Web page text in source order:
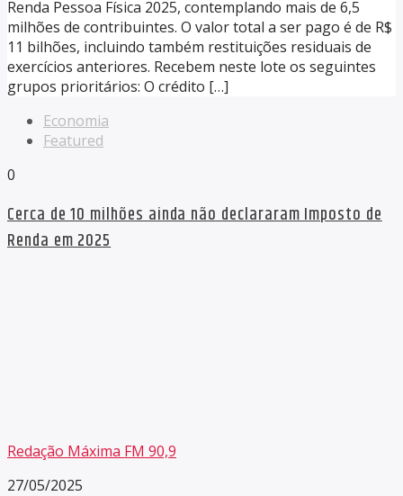
Renda Pessoa Física 2025, contemplando mais de 6,5
milhões de contribuintes. O valor total a ser pago é de R$
11 bilhões, incluindo também restituições residuais de
exercícios anteriores. Recebem neste lote os seguintes
grupos prioritários: O crédito […]
Economia
Featured
0
Cerca de 10 milhões ainda não declararam Imposto de
Renda em 2025
Redação Máxima FM 90,9
27/05/2025